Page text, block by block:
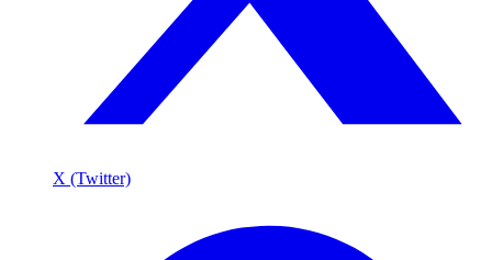
X (Twitter)